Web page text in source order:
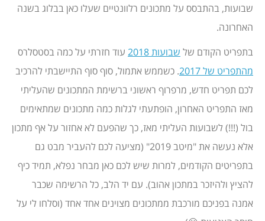
שבועות, בהתבסס על מתכונים רלוונטיים שעלו כאן בבלוג בשנה
האחרונה.
בתפריט הקודם של שבועות 2018
עוד חזרתי על כמה בסטסלרס
מהתפריט של 2017
. כשממש אתמול, סוף סוף התיישבתי להרכיב
לכם תפריט חדש, מרפרוף ראשוני ברשימת המתכונים שהעליתי
מאז התפריט האחרון, הופתעתי לגלות כמה מתכונים שמתאימים
בול (!!!) לשבועות העליתי מאז, כך שהפעם לא אחזור על אף מתכון
אלא נעשה את "מיטב 2019" (מציעה לכם להעביר מבט גם
בתפריטים הקודמים, למרות שיש לכם כאן מבחר נפלא, תמיד כיף
להציץ ולהיזכר במתכון אהוב). עם יד הלב, כל הרשימה שכבר
אמנה בפניכם מורכבת ממתכונים מצוינים אחד אחד (וסלחו לי על